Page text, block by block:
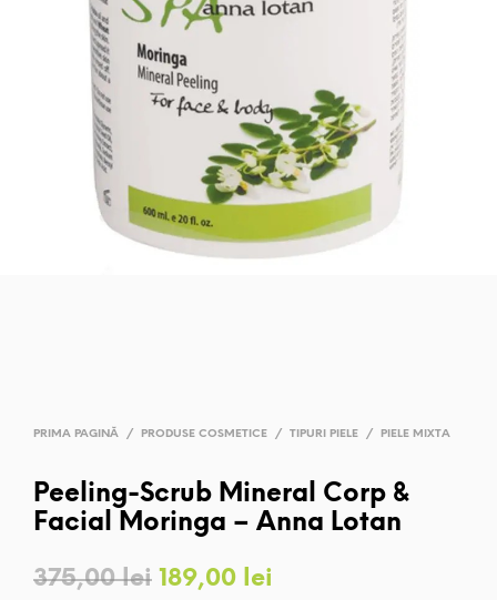
PRIMA PAGINĂ / PRODUSE COSMETICE / TIPURI PIELE / PIELE MIXTA
Peeling-Scrub Mineral Corp &
Facial Moringa – Anna Lotan
375,00lei Prețul
189,00 lei